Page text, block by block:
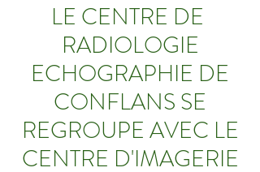
LE CENTRE DE
RADIOLOGIE
ECHOGRAPHIE DE
CONFLANS SE
REGROUPE AVEC LE
CENTRE D'IMAGERIE